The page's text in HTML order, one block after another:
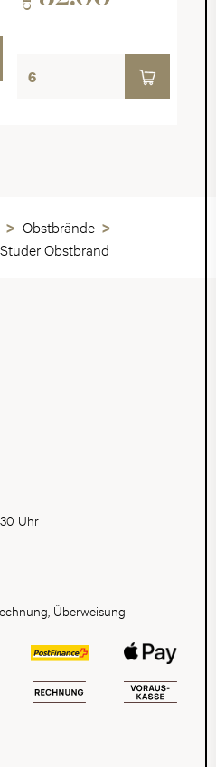
Obstbrände
Studer Obstbrand
Uhr
Überweisung